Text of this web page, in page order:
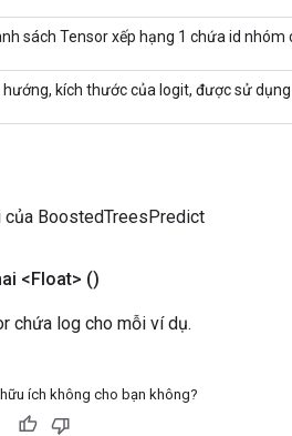
sách Tensor xếp hạng 1 chứa id
hướng, kích thước của logit, được sử
của BoostedTreesPredict
<Float> ()
chứa log cho mỗi ví dụ.
ích không cho bạn không?